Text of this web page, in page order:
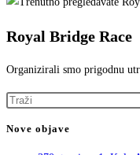
Royal Bridge Race
Organizirali smo prigodnu
Nove objave